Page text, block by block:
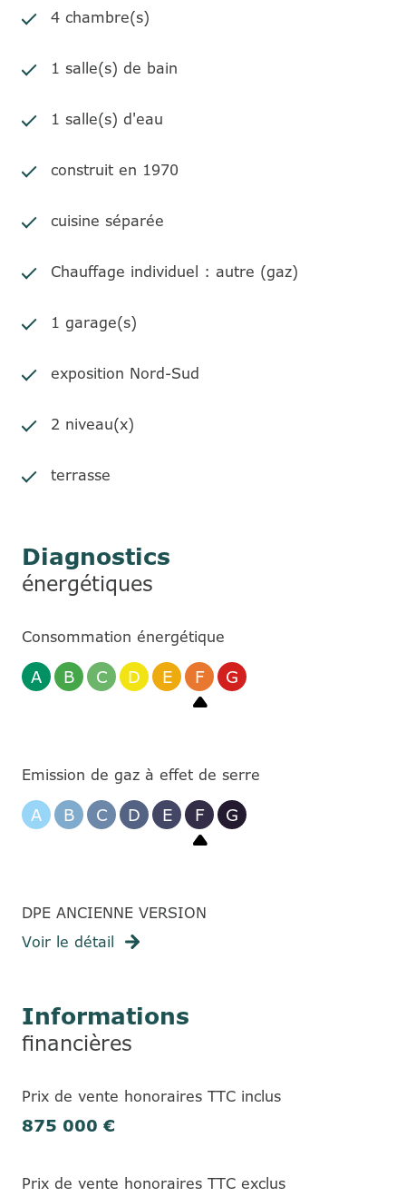
4 chambre(s)
1 salle(s) de bain
1 salle(s) d'eau
construit en 1970
cuisine séparée
Chauffage individuel : autre (gaz)
1 garage(s)
exposition Nord-Sud
2 niveau(x)
terrasse
Diagnostics
énergétiques
Consommation énergétique
A B C D E F G
Emission de gaz à effet de serre
A B C D E F G
DPE ANCIENNE VERSION
Voir le détail
Informations
financières
Prix de vente honoraires TTC inclus
875 000 €
Prix de vente honoraires TTC exclus